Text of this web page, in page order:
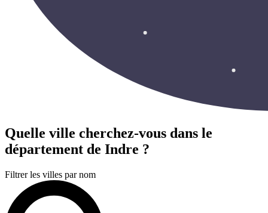
Quelle ville cherchez-vous dans le
département de Indre ?
Filtrer les villes par nom